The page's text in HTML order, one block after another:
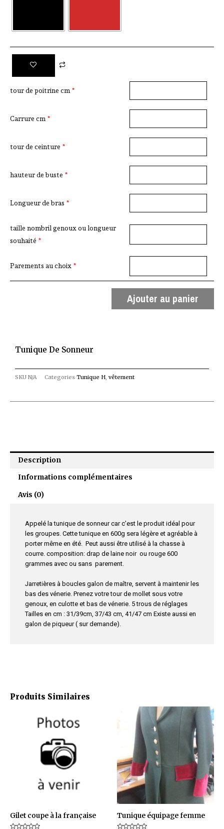
tour de poitrine cm *
Carrure cm *
tour de ceinture *
hauteur de buste *
Longueur de bras *
taille nombril genoux ou longueur
souhaité *
Parements au choix *
Ajouter au panier
Produits Similaires
Gilet coupe à la française
produit
plusieurs
variations.
options
être
choisies
Tunique équipage femme
produit
plusieurs
variations.
Les
options
peuvent
être
choisies
Tunique De Sonneur
SKU N/A Categories Tunique H vêtement
Description
Informations complémentaires
Avis (0)
Appelé la tunique de sonneur car c’est le produit idéal pour
les groupes. Cette tunique en 600g sera légère et agréable à
porter même en été. Peut aussi être utilisé à la chasse à
courre. composition: drap de laine noir ou rouge 600
grammes avec ou sans parement.
Jarretières à boucles galon de maître, servent à maintenir les
bas des vénerie. Prenez votre tour de mollet sous votre
genoux, en culotte et bas de vénerie. 5 trous de réglages
Tailles en cm : 31/39cm, 37/43 cm, 41/47 cm Existe aussi en
galon de piqueur ( sur demande).